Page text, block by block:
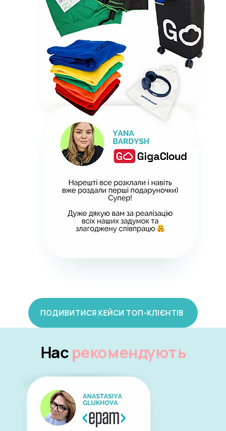
ПОДИВИТИСЯ КЕЙСИ ТОП-КЛІЄНТІВ
Нас рекомендують